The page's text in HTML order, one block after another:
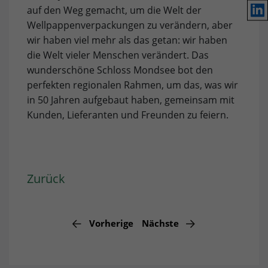
auf den Weg gemacht, um die Welt der
Wellpappenverpackungen zu verändern, aber
wir haben viel mehr als das getan: wir haben
die Welt vieler Menschen verändert. Das
wunderschöne Schloss Mondsee bot den
perfekten regionalen Rahmen, um das, was wir
in 50 Jahren aufgebaut haben, gemeinsam mit
Kunden, Lieferanten und Freunden zu feiern.
Zurück
Vorherige Nächste
Provider TYPO3
Lebensdauer 1 Jahr
Zweck
Speichert die gewählten Tracking-
Opt-in-Einstellungen.
Analyse & Optimierung: Google Analytics
Unsere Website verwendet Google Analytics. Dadurch
kann das Verhalten der Seitenbesucher nachverfolgt
werden. Dies ermöglicht es, die Wirksamkeit von
Werbeanzeigen für statistische und
Marktforschungszwecke zu bewerten und zukünftige
Werbemaßnahmen zu optimieren. Bitte beachten Sie,
dass Daten hierbei in die USA übermittelt werden
Lebensdauer 1 Jahr
Durch das Akzeptieren von Marketing-Cookies geben Sie
uns Ihre Zustimmung, Cookies auf dem von Ihnen